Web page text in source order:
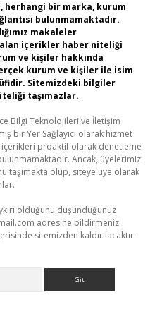
herhangi bir marka, kurum
bulunmamaktadır.
makaleler
içerikler haber niteliği
ve kişiler hakkında
kurum ve kişiler ile isim
Sitemizdeki bilgiler
taşımazlar.
Bilgi Teknolojileri ve İletişim
bir Yer Sağlayıcı olarak hizmet
proaktif olarak denetleme
Ancak, üyelerimiz
taşımakta olup, siteye üye olarak
olduğunu düşündüğünüz
adresine bildirmeniz
sitemizden kaldırılacaktır.